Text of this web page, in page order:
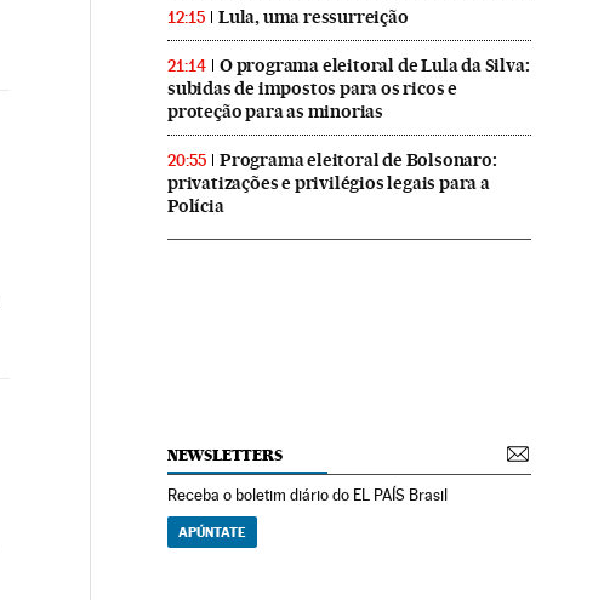
12:15 Lula, uma ressurreição
21:14
O programa eleitoral de Lula da Silva:
subidas de impostos para os ricos e
proteção para as minorias
20:55
Programa eleitoral de Bolsonaro:
privatizações e privilégios legais para a
Polícia
NEWSLETTERS
Receba o boletim diário do EL PAÍS Brasil
APÚNTATE